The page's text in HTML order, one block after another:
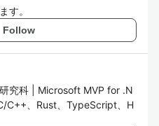
す。
Follow
究科 | Microsoft MVP for .N
C++、Rust、TypeScript、H